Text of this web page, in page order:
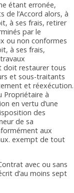
étant erronée,
l’Accord alors, à
à ses frais, retirer
par le
ou non conformes
à ses frais,
doit restaurer tous
et sous-traitants
et réexécution.
Propriétaire à
en vertu d’une
des
de sa
aux
exempt de tout
avec ou sans
d’au moins sept